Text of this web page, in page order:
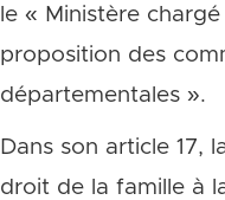
le « Ministère
proposition des
départementales ».
Dans son article 17,
droit de la famille à